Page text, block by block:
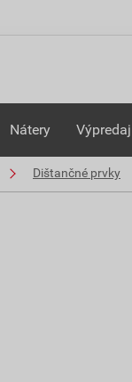
Nátery Výpredaj
Dištančné prvky